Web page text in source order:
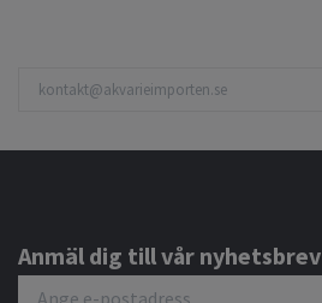
Anmäl dig till vår nyhetsbrev